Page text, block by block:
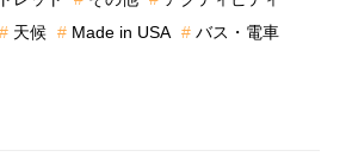
天候 Made in USA バス・電車